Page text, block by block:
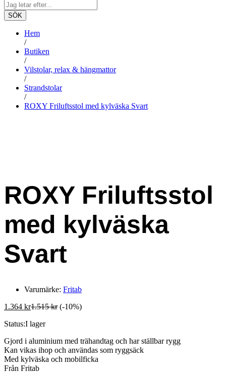
SÖK
Hem
/
Butiken
/
Vilstolar, relax & hängmattor
/
Strandstolar
/
ROXY Friluftsstol med kylväska Svart
ROXY Friluftsstol
med kylväska
Svart
Varumärke: Fritab
1.364 kr1.515kr (-10%)
Status:I lager
Gjord i aluminium med trähandtag och har ställbar rygg
Kan vikas ihop och användas som ryggsäck
Med kylväska och mobilficka
Från Fritab